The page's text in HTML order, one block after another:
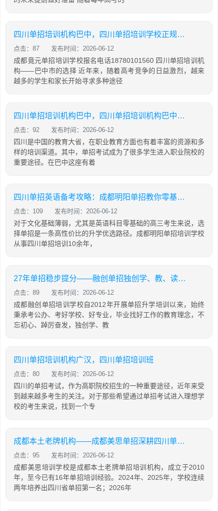
四川单招培训机构巴中，四川单招培训学校正规学校
点击：87 发布时间：2026-06-12
成都竟元单招培训学校报名电话18780101560 四川单招培训机
构——巴中市的选择 近年来，随着高考竞争的日益激烈，越来
越多的学生和家长开始寻求多种途径
四川单招培训机构巴中，四川单招培训机构巴中有几家
点击：92 发布时间：2026-06-12
四川是中国的教育大省，在职业教育方面也有着丰富的资源和多
样的培训渠道。其中，单招考试成为了很多学生进入职业院校的
重要途径。在巴中这座有着
四川单招英语备考攻略：成都明阳单招教你零基础也能有效提分
点击：109 发布时间：2026-06-12
对于文化基础薄弱，尤其是英语科目零基础的高三考生来说，选
择单招是一条高性价比的升学优选路径。成都明阳单招培训学校
从事四川单招培训10余年，
27年单招稳步提分——融创单招独创学、教、读、背、练、考六位一体教学模式
点击：89 发布时间：2026-06-12
成都融创单招培训学校自2012年开展单招升学培训以来，始终
秉承考公办、考好学校、好专业，毕业找好工作的教育理念，不
忘初心、踔厉奋发，独创学、教
四川单招培训机构广汉，四川单招培训班
点击：80 发布时间：2026-06-12
四川的单招考试，作为高职院校招生的一种重要途径，近年来受
到越来越多考生的关注。对于那些希望通过单招考试进入理想学
校的考生来说，找到一个专
成都本土老牌机构——成都美思单招深耕四川单招16年，助力学生录取公办院校！
点击：95 发布时间：2026-06-12
成都美思培训学校是成都本土老牌单招培训机构，成立于2010
年，至今已有16年单招培训经验。2024年、2025年，学校连续
两年培养出四川省单招第一名；2026年